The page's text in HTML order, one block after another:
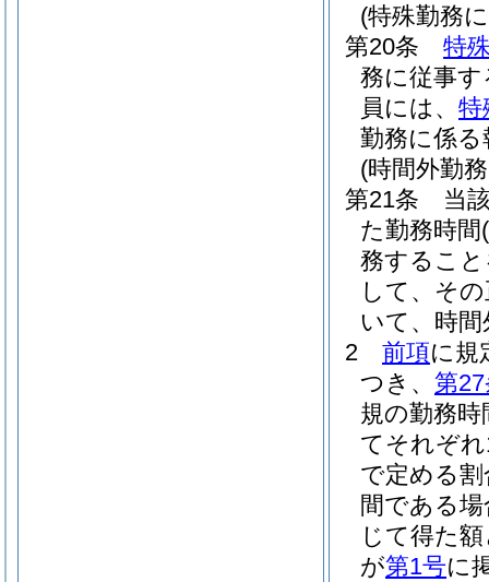
(特殊勤務
第20条
特
務に従事
員には、 特
勤務に係
(時間外勤
第21条
当
た勤務時間
務するこ
して、そ
いて、時
2
前項に規
つき、 第
規の勤務
てそれぞ
で定める割
間である
じて得た
が第1号に